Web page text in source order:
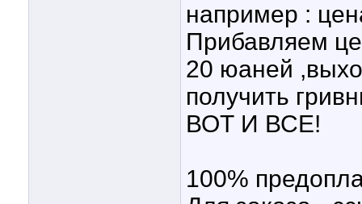
например :
Прибавляем
20 юаней
получить
ВОТ И ВСЕ!
100%